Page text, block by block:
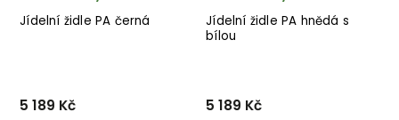
Jídelní židle PA černá
5 189 Kč
Jídelní židle PA hnědá s
bílou
5 189 Kč